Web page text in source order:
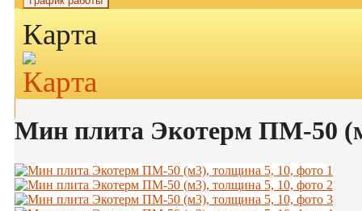
Карта
Мин плита Экотерм ПМ-50